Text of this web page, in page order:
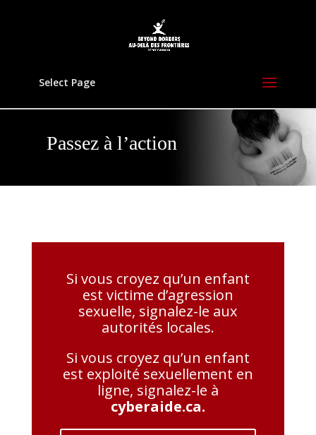
Select Page
Passez à l’action
Si vous croyez qu’un enfant
est victime d’agression
sexuelle, signalez-le aux
autorités locales.
Si vous croyez qu’un enfant
est exploité sexuellement en
ligne, signalez-le à
cyberaide.ca.